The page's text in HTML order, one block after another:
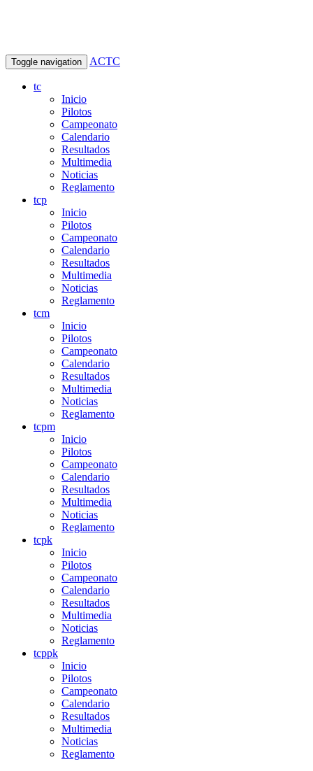
Toggle navigation ACTC
tc
Inicio
Pilotos
Campeonato
Calendario
Resultados
Multimedia
Noticias
Reglamento
tcp
Inicio
Pilotos
Campeonato
Calendario
Resultados
Multimedia
Noticias
Reglamento
tcm
Inicio
Pilotos
Campeonato
Calendario
Resultados
Multimedia
Noticias
Reglamento
tcpm
Inicio
Pilotos
Campeonato
Calendario
Resultados
Multimedia
Noticias
Reglamento
tcpk
Inicio
Pilotos
Campeonato
Calendario
Resultados
Multimedia
Noticias
Reglamento
tcppk
Inicio
Pilotos
Campeonato
Calendario
Resultados
Multimedia
Noticias
Reglamento